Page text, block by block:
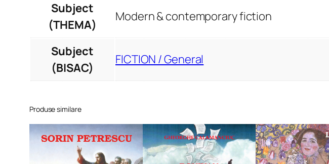
Subject
(THEMA)
Modern & contemporary fiction
Subject
(BISAC)
FICTION / General
Produse similare